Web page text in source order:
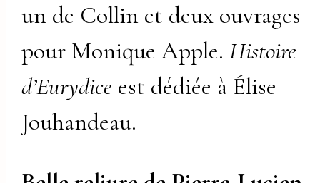
un de Collin et deux ouvrages
pour Monique Apple.Histoire
d’Eurydice est dédiée à Élise
Jouhandeau.